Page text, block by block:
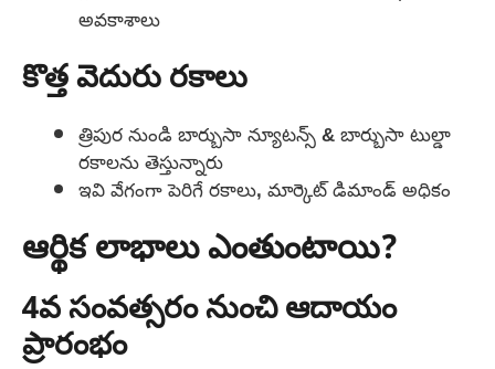
అవకాశాలు
కొత్త వెదురు రకాలు
త్రిపుర నుండి బార్బుసా న్యూటన్స్ & బార్బుసా టుల్డా
రకాలను తెస్తున్నారు
ఇవి వేగంగా పెరిగే రకాలు, మార్కెట్ డిమాండ్ అధికం
ఆర్థిక లాభాలు ఎంతుంటాయి?
4వ సంవత్సరం నుంచి ఆదాయం
ప్రారంభం